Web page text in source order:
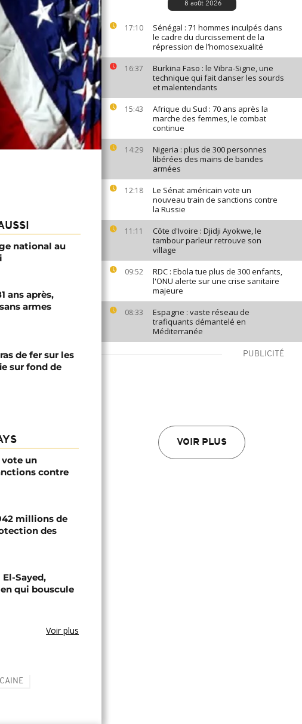
8 août 2026
17:10
Sénégal : 71 hommes inculpés dans
le cadre du durcissement de la
répression de l’homosexualité
16:37
Burkina Faso : le Vibra-Signe, une
technique qui fait danser les sourds
et malentendants
15:43
Afrique du Sud : 70 ans après la
marche des femmes, le combat
continue
14:29
Nigeria : plus de 300 personnes
libérées des mains de bandes
armées
12:18
Le Sénat américain vote un
nouveau train de sanctions contre
la Russie
11:11
Côte d'Ivoire : Djidji Ayokwe, le
tambour parleur retrouve son
village
09:52
RDC : Ebola tue plus de 300 enfants,
l'ONU alerte sur une crise sanitaire
majeure
08:33
Espagne : vaste réseau de
trafiquants démantelé en
Méditerranée
PUBLICITÉ
VOIR PLUS
national au
ans après,
armes
de fer sur les
sur fond de
vote un
contre
millions de
des
Sayed,
qui bouscule
Voir plus